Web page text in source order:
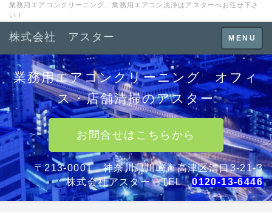
業務用エアコンクリーニング、業務用エアコン洗浄はアスターへお任せ下さ
い！
Toggle
navigation
MENU
株式会社 アスター
業務用エアコンクリーニング オフィ
ス・店舗清掃のアスター
お問合せはこちらから
〒213-0001 神奈川県川崎市高津区溝口3-21-3
株式会社アスター TEL0120-13-6446